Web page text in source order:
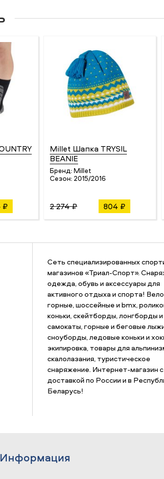
₽
Millet Шапка TRYSIL
BEANIE
Бренд: Millet
Сезон: 2015/2016
2 274 ₽ 804 ₽
Сеть специализированных
магазинов «Триал-Спорт».
одежда, обувь и аксессуары для
активного отдыха и спорта!
горные, шоссейные и bmx,
коньки, скейтборды, лонгборды и
самокаты, горные и беговые
сноуборды, ледовые коньки и
экипировка, товары для
скалолазания, туристическое
снаряжение. Интернет-магазин с
доставкой по России и в
Беларусь!
Информация